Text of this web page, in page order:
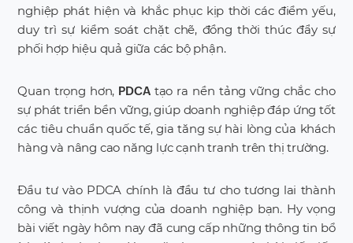
nghiệp phát hiện và khắc phục kịp thời các điểm yếu,
duy trì sự kiểm soát chặt chẽ, đồng thời thúc đẩy sự
phối hợp hiệu quả giữa các bộ phận.
Quan trọng hơn, PDCAtạo ra nền tảng vững chắc cho
sự phát triển bền vững, giúp doanh nghiệp đáp ứng tốt
các tiêu chuẩn quốc tế, gia tăng sự hài lòng của khách
hàng và nâng cao năng lực cạnh tranh trên thị trường.
Đầu tư vào PDCA chính là đầu tư cho tương lai thành
công và thịnh vượng của doanh nghiệp bạn. Hy vọng
bài viết ngày hôm nay đã cung cấp những thông tin bổ